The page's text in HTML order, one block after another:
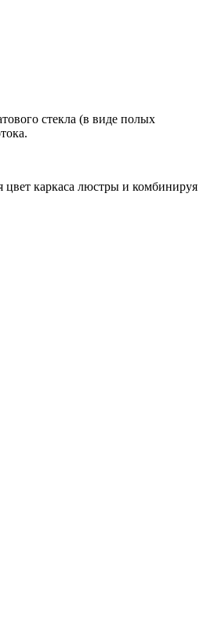
стекла (в виде полых
цвет каркаса люстры и комбинируя